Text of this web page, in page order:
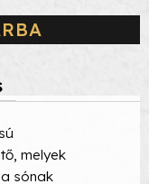
melyek
sónak